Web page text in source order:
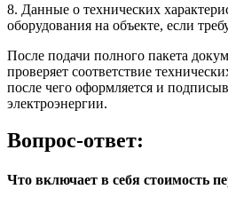
8. Данные о технических
оборудования на объекте, если
После подачи полного пакета
проверяет соответствие
после чего оформляется и
электроэнергии.
Вопрос-ответ:
Что включает в себя стоимость